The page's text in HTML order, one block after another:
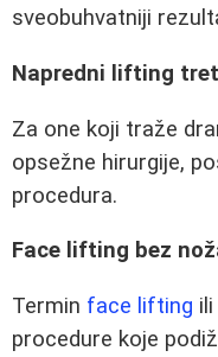
sveobuhvatniji
Napredni lifting
Za one koji traže
opsežne hirurgije,
procedura.
Face lifting bez
Termin face lifting
procedure koje